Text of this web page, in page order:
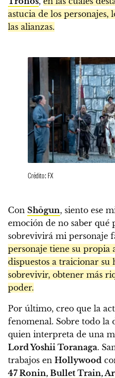
astucia de los
las alianzas.
Crédito: FX
Con Shōgun, siento ese
emoción de no saber qué
sobrevivirá mi personaje
personaje tiene su propia
dispuestos a traicionar su
sobrevivir, obtener más
poder.
Por último, creo que la
fenomenal. Sobre todo la
quien interpreta de una
Lord Yoshii Toranaga.
trabajos en Hollywood
47 Ronin, Bullet Train,